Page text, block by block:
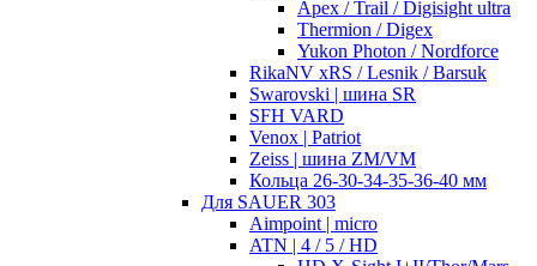
Apex / Trail / Digisight ultra
Thermion / Digex
Yukon Photon / Nordforce
RikaNV xRS / Lesnik / Barsuk
Swarovski | шина SR
SFH VARD
Venox | Patriot
Zeiss | шина ZM/VM
Кольца 26-30-34-35-36-40 мм
Для SAUER 303
Aimpoint | micro
ATN | 4 / 5 / HD